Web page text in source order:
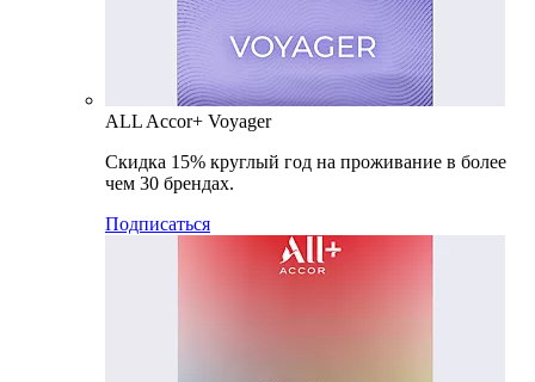
ALL Accor+ Voyager
Скидка 15% круглый год на проживание в более
чем 30 брендах.
Подписаться